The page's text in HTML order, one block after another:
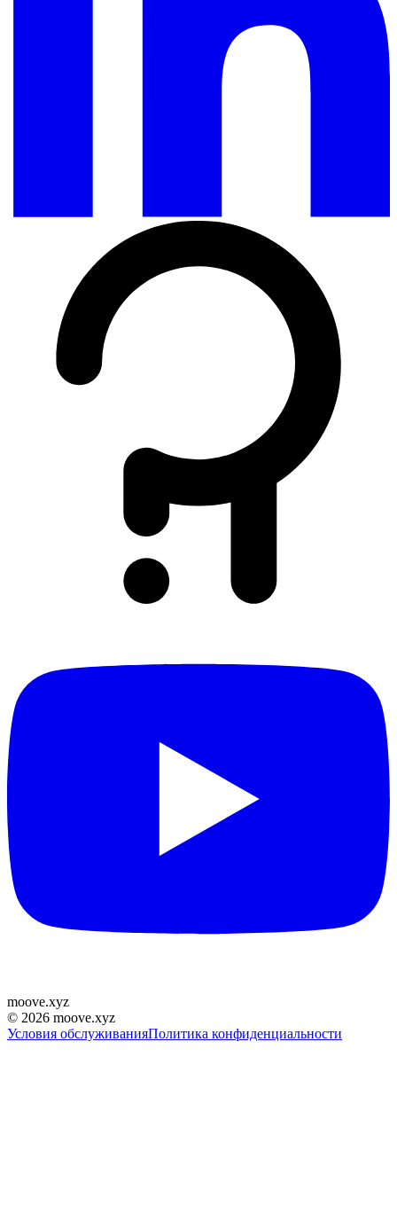
moove.xyz
© 2026 moove.xyz
Условия обслуживанияПолитика конфиденциальности